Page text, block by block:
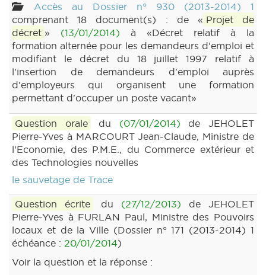
Accès au Dossier n° 930 (2013-2014) 1
comprenant 18 document(s) : de « Projet de
décret » (13/01/2014) à «Décret relatif à la
formation alternée pour les demandeurs d'emploi et
modifiant le décret du 18 juillet 1997 relatif à
l'insertion de demandeurs d'emploi auprès
d'employeurs qui organisent une formation
permettant d'occuper un poste vacant»
Question orale du (07/01/2014) de JEHOLET
Pierre-Yves à MARCOURT Jean-Claude, Ministre de
l'Economie, des P.M.E., du Commerce extérieur et
des Technologies nouvelles
le sauvetage de Trace
Question écrite du (27/12/2013) de JEHOLET
Pierre-Yves à FURLAN Paul, Ministre des Pouvoirs
locaux et de la Ville (Dossier n° 171 (2013-2014) 1
échéance : 20/01/2014)
Voir la question et la réponse :